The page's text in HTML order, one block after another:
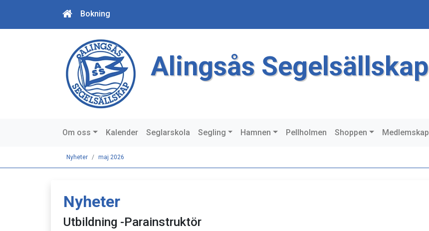
Bokning
Alingsås Segelsällskap
Om oss Kalender Seglarskola Segling Hamnen Pellholmen Shoppen Medlemskap
Nyheter maj 2026
Nyheter
Utbildning -Parainstruktör